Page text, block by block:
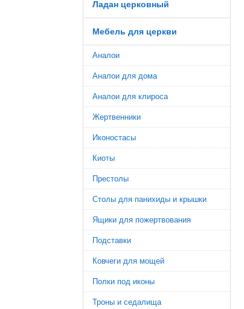
Ладан церковный
Мебель для церкви
Аналои
Аналои для дома
Аналои для клироса
Жертвенники
Иконостасы
Киоты
Престолы
Столы для панихиды и крышки
Ящики для пожертвования
Подставки
Ковчеги для мощей
Полки под иконы
Троны и седалища